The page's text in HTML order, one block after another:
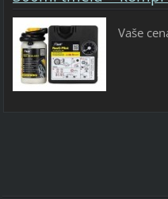
Vaše